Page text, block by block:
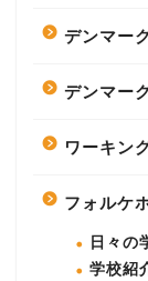
デンマー
デンマー
ワーキン
フォルケ
日々の
学校紹